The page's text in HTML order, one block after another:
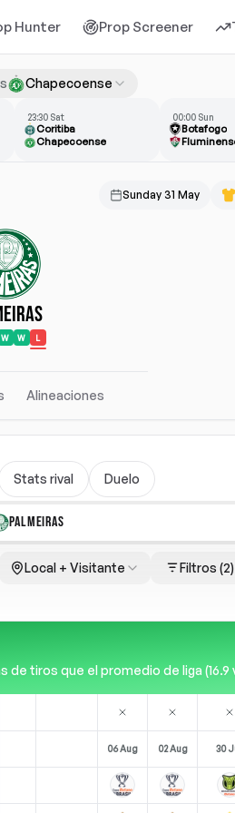
Hunter Prop Screener
Chapecoense
23:30 Sat
Coritiba
Chapecoense
00:00 Sun
Botafogo
Sunday 31 May
W W L
Alineaciones
Stats rival Duelo
PALMEIRAS
Local + Visitante Filtros (2)
tiros que el promedio de liga (16.9
06 Aug 02 Aug 30